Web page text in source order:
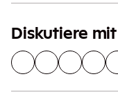
Diskutiere mit